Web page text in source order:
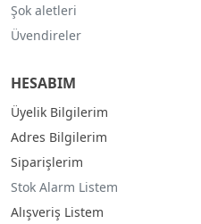
Şok aletleri
Üvendireler
HESABIM
Üyelik Bilgilerim
Adres Bilgilerim
Siparişlerim
Stok Alarm Listem
Alışveriş Listem